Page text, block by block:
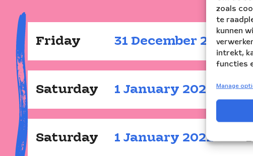
zoals
te
kunnen
intrekt,
functies
Manage
Friday 31 December 2021
Saturday 1 January 2022
Saturday 1 January 2022